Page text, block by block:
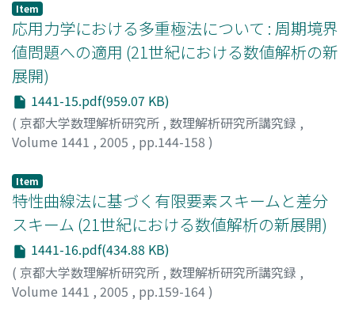
Item
応用力学における多重極法について : 周期境界
値問題への適用 (21世紀における数値解析の新
展開)
1441-15.pdf(959.07 KB)
( 京都大学数理解析研究所 , 数理解析研究所講究録 ,
Volume 1441 , 2005 , pp.144-158 )
Item
特性曲線法に基づく有限要素スキームと差分
スキーム (21世紀における数値解析の新展開)
1441-16.pdf(434.88 KB)
( 京都大学数理解析研究所 , 数理解析研究所講究録 ,
Volume 1441 , 2005 , pp.159-164)